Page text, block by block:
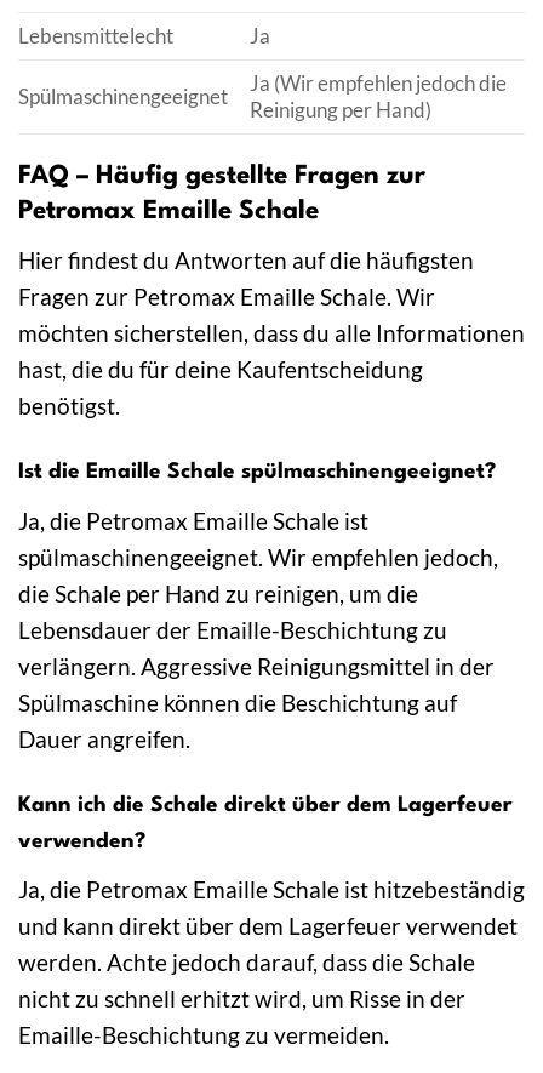
Lebensmittelecht
Ja
Spülmaschinengeeignet
Ja (Wir empfehlen jedoch die
Reinigung per Hand)
FAQ – Häufig gestellte Fragen zur
Petromax Emaille Schale
Hier findest du Antworten auf die häufigsten
Fragen zur Petromax Emaille Schale. Wir
möchten sicherstellen, dass du alle Informationen
hast, die du für deine Kaufentscheidung
benötigst.
Ist die Emaille Schale spülmaschinengeeignet?
Ja, die Petromax Emaille Schale ist
spülmaschinengeeignet. Wir empfehlen jedoch,
die Schale per Hand zu reinigen, um die
Lebensdauer der Emaille-Beschichtung zu
verlängern. Aggressive Reinigungsmittel in der
Spülmaschine können die Beschichtung auf
Dauer angreifen.
Kann ich die Schale direkt über dem Lagerfeuer
verwenden?
Ja, die Petromax Emaille Schale ist hitzebeständig
und kann direkt über dem Lagerfeuer verwendet
werden. Achte jedoch darauf, dass die Schale
nicht zu schnell erhitzt wird, um Risse in der
Emaille-Beschichtung zu vermeiden.